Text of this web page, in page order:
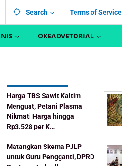
Search Terms of Service
OKEADVETORIAL
Harga TBS Sawit Kaltim
Menguat, Petani Plasma
Nikmati Harga hingga
Rp3.528 per K…
Matangkan Skema PJLP
untuk Guru Pengganti, DPRD